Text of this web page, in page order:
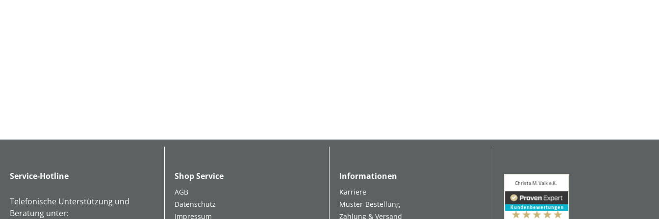
Service-Hotline
Telefonische Unterstützung und
Beratung unter:
Shop Service
AGB
Datenschutz
Impressum
Informationen
Karriere
Muster-Bestellung
Zahlung & Versand